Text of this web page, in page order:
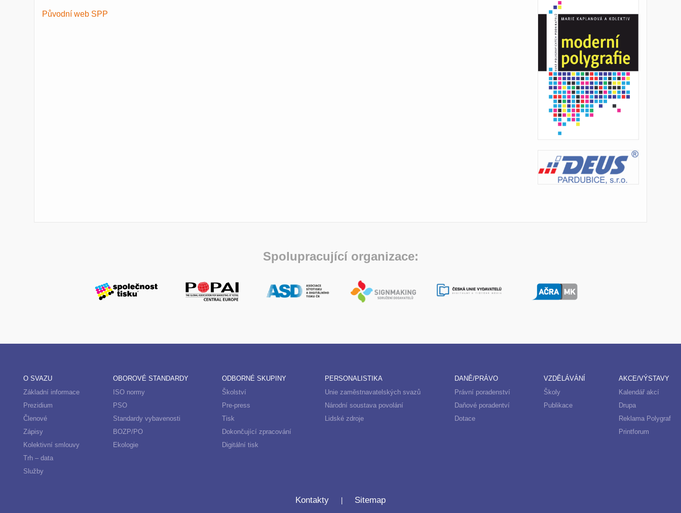
Původní web SPP
Spolupracující organizace:
O SVAZU
Základní informace
Prezidium
Členové
Zápisy
Kolektivní smlouvy
Trh – data
Služby
OBOROVÉ STANDARDY
ISO normy
PSO
Standardy vybavenosti
BOZP/PO
Ekologie
ODBORNÉ SKUPINY
Školství
Pre-press
Tisk
Dokončující zpracování
Digitální tisk
PERSONALISTIKA
Unie zaměstnavatelských svazů
Národní soustava povolání
Lidské zdroje
DANĚ/PRÁVO
Právní poradenství
Daňové poradentví
Dotace
VZDĚLÁVÁNÍ
Školy
Publikace
AKCE/VÝSTAVY
Kalendář akcí
Drupa
Reklama Polygraf
Printforum
Kontakty | Sitemap